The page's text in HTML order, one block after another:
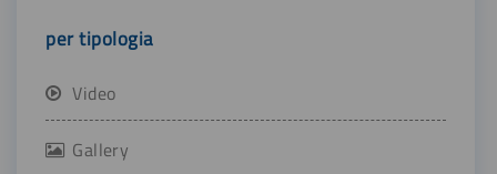
per tipologia
Video
Gallery